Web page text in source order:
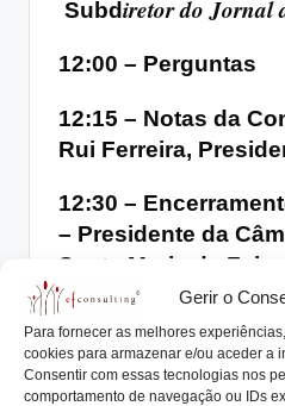
Gerir o
Para fornecer as melhores
cookies para armazenar e/ou aceder a
Consentir com essas tecnologias nos
comportamento de navegação ou IDs
Subdiretor do Jornal
12:00 – Perguntas
12:15 – Notas da
Rui Ferreira,
12:30 –
– Presidente da
Santa Maria da Feira